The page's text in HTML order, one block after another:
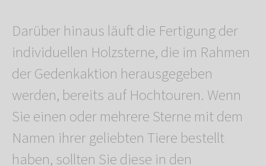
Darüber hinaus läuft die Fertigung der
individuellen Holzsterne, die im Rahmen
der Gedenkaktion herausgegeben
werden, bereits auf Hochtouren. Wenn
Sie einen oder mehrere Sterne mit dem
Namen ihrer geliebten Tiere bestellt
haben, sollten Sie diese in den